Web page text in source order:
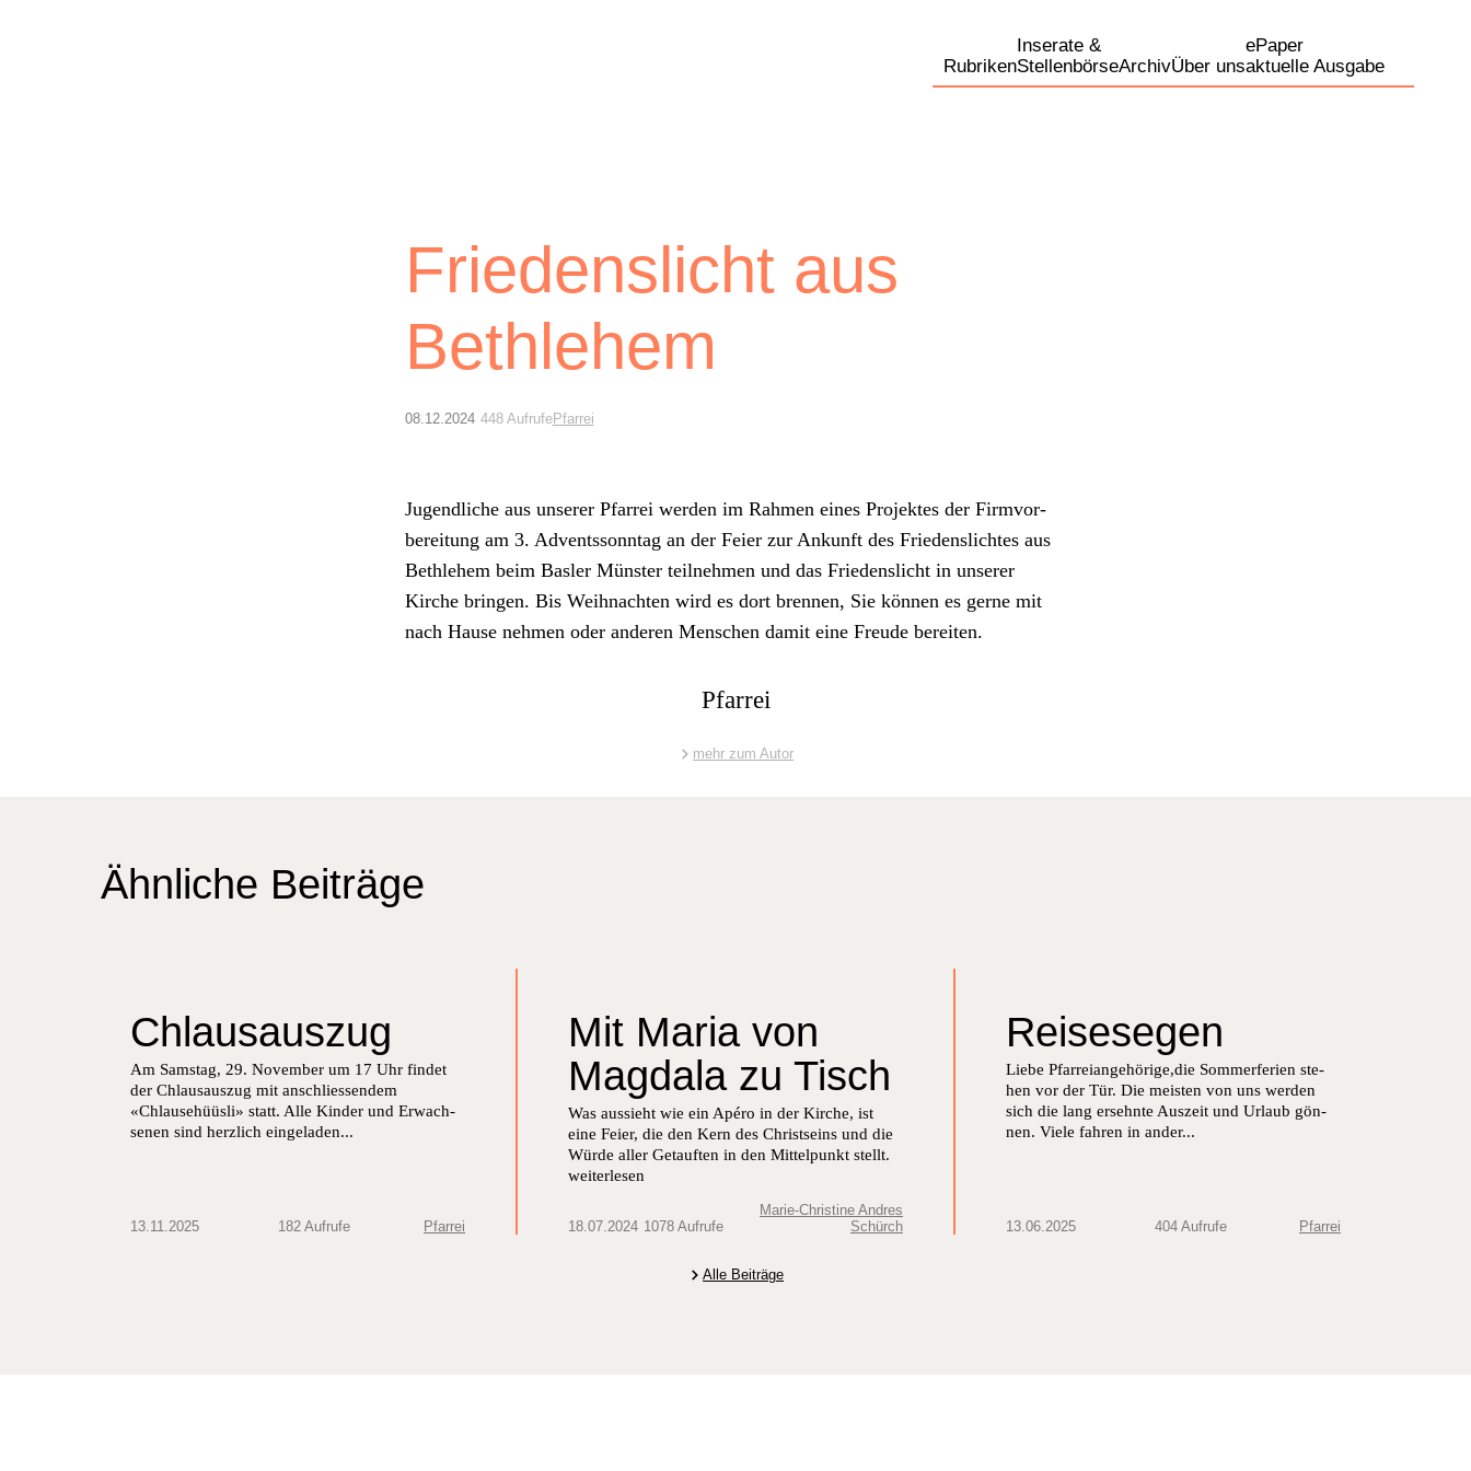
Rubriken
Inserate &
StellenbörseArchivÜber uns
ePaper
aktuelle Ausgabe
Friedenslicht aus
Bethlehem
08.12.2024 448 AufrufePfarrei
Jugendliche aus unser­er Pfar­rei wer­den im Rah­men eines Pro­jek­tes der Fir­mvor­
bere­itung am 3. Adventsson­ntag an der Feier zur Ankun­ft des Friedenslicht­es aus
Beth­le­hem beim Basler Mün­ster teil­nehmen und das Friedenslicht in unser­er
Kirche brin­gen. Bis Wei­h­nacht­en wird es dort bren­nen, Sie kön­nen es gerne mit
nach Hause nehmen oder anderen Men­schen damit eine Freude bere­it­en.
Pfarrei
mehr zum Autor
Ähnliche Beiträge
Chlausauszug
Am Sam­stag, 29. Novem­ber um 17 Uhr find­et
der Chlausauszug mit anschliessen­dem
«Chlause­hüüs­li» statt. Alle Kinder und Erwach­
se­nen sind her­zlich ein­ge­laden...
13.11.2025 182 Aufrufe Pfarrei
Mit Maria von
Magdala zu Tisch
Was aussieht wie ein Apéro in der Kirche, ist
eine Feier, die den Kern des Christseins und die
Würde aller Getauften in den Mittelpunkt stellt.
weiterlesen
18.07.2024 1078 Aufrufe
Marie-Christine Andres
Schürch
Reisesegen
Liebe Pfar­reiange­hörige,die Som­mer­fe­rien ste­
hen vor der Tür. Die meis­ten von uns wer­den
sich die lang ersehnte Auszeit und Urlaub gön­
nen. Viele fahren in ander...
13.06.2025 404 Aufrufe Pfarrei
Alle Beiträge